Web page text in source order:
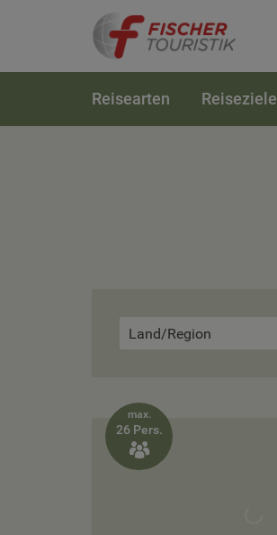
Reisearten Reiseziele
Land/Region
max.
26 Pers.
